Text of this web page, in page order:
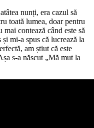
nunți, era cazul să
toată lumea, doar pentru
contează când este să
mi-a spus că lucrează la
am știut că este
s-a născut „Mă mut la